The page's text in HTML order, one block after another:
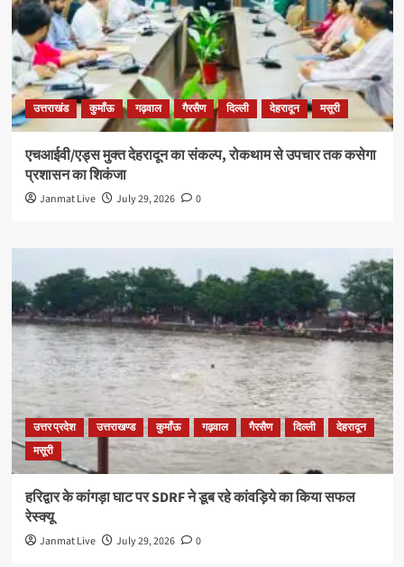
उत्तराखंड कुमाँऊ गढ़वाल गैरसैण दिल्ली देहरादून मसूरी
एचआईवी/एड्स मुक्त देहरादून का संकल्प, रोकथाम से उपचार तक कसेगा
प्रशासन का शिकंजा
Janmat Live July 29, 2026 0
उत्तर प्रदेश उत्तराखण्ड कुमाँऊ गढ़वाल गैरसैण दिल्ली
देहरादून
मसूरी
हरिद्वार के कांगड़ा घाट पर SDRF ने डूब रहे कांवड़िये का किया सफल
रेस्क्यू
Janmat Live July 29, 2026 0